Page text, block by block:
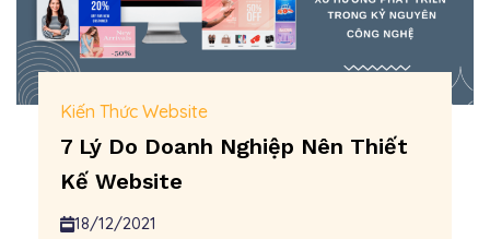
Kiến Thức Website
7 Lý Do Doanh Nghiệp Nên Thiết
Kế Website
18/12/2021